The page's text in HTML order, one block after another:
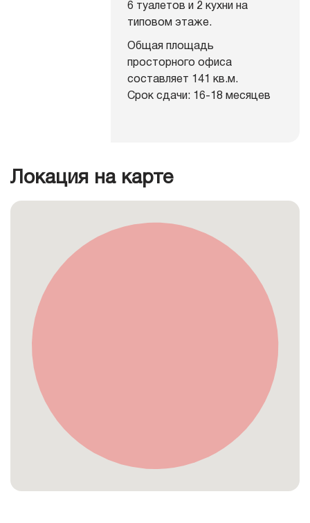
6 туалетов и 2 кухни на
типовом этаже.
Общая площадь
просторного офиса
составляет 141 кв.м.
Срок сдачи: 16-18 месяцев
Локация на карте